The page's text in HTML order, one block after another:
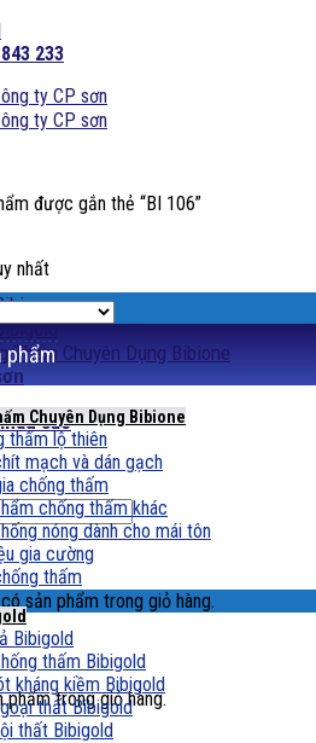
233
Thấm Chuyên Dụng Bibione
sắc
sản phẩm trong giỏ hàng.
phẩm trong giỏ hàng.
được gắn thẻ “BI 106”
nhất
phẩm
Chuyên Dụng Bibione
thấm lộ thiên
mạch và dán gạch
chống thấm
chống thấm khác
nóng dành cho mái tôn
gia cường
thấm
Bibigold
thấm Bibigold
kháng kiềm Bibigold
thất Bibigold
thất Bibigold